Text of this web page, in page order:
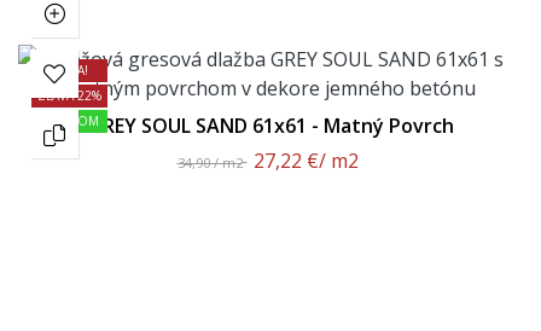
AKCIA!
ZĽAVA 22%
SKLADOMGREY SOUL SAND 61x61 - Matný Povrch
34,90 / m2 27,22 €/ m2